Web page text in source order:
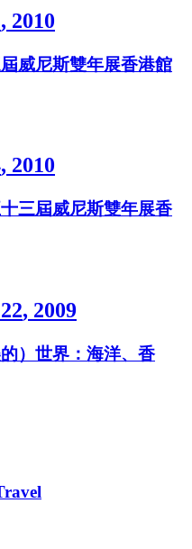
, 2010
屆威尼斯雙年展香港館
, 2010
十三屆威尼斯雙年展香
22, 2009
的） 世界 ： 海洋、 香
ravel